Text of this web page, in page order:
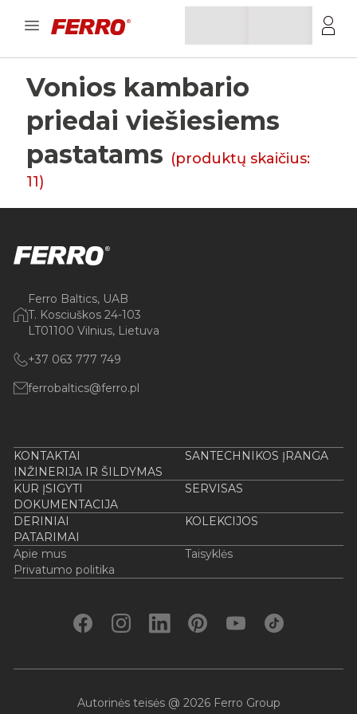
Vonios kambario
priedai viešiesiems
pastatams (produktų skaičius:
11)
Ferro Baltics, UAB
T. Kosciuškos 24-103
LT01100 Vilnius, Lietuva
+37 063 777 749
ferrobaltics@ferro.pl
KONTAKTAI
SANTECHNIKOS ĮRANGA
INŽINERIJA IR ŠILDYMAS
KUR ĮSIGYTI
SERVISAS
DOKUMENTACIJA
DERINIAI
KOLEKCIJOS
PATARIMAI
Apie mus
Taisyklės
Privatumo politika
Autorinės teisės @ 2026 Ferro Group